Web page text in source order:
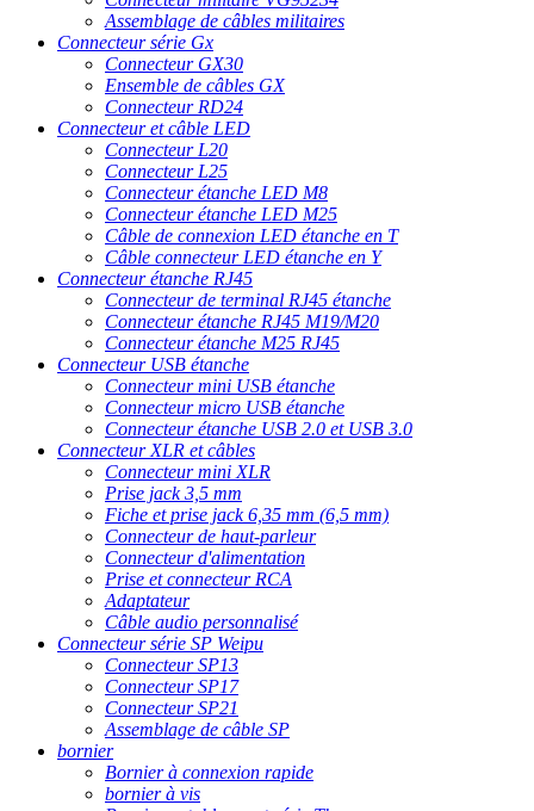
Assemblage de câbles militaires
Connecteur série Gx
Connecteur GX30
Ensemble de câbles GX
Connecteur RD24
Connecteur et câble LED
Connecteur L20
Connecteur L25
Connecteur étanche LED M8
Connecteur étanche LED M25
Câble de connexion LED étanche en T
Câble connecteur LED étanche en Y
Connecteur étanche RJ45
Connecteur de terminal RJ45 étanche
Connecteur étanche RJ45 M19/M20
Connecteur étanche M25 RJ45
Connecteur USB étanche
Connecteur mini USB étanche
Connecteur micro USB étanche
Connecteur étanche USB 2.0 et USB 3.0
Connecteur XLR et câbles
Connecteur mini XLR
Prise jack 3,5 mm
Fiche et prise jack 6,35 mm (6,5 mm)
Connecteur de haut-parleur
Connecteur d'alimentation
Prise et connecteur RCA
Adaptateur
Câble audio personnalisé
Connecteur série SP Weipu
Connecteur SP13
Connecteur SP17
Connecteur SP21
Assemblage de câble SP
bornier
Bornier à connexion rapide
bornier à vis